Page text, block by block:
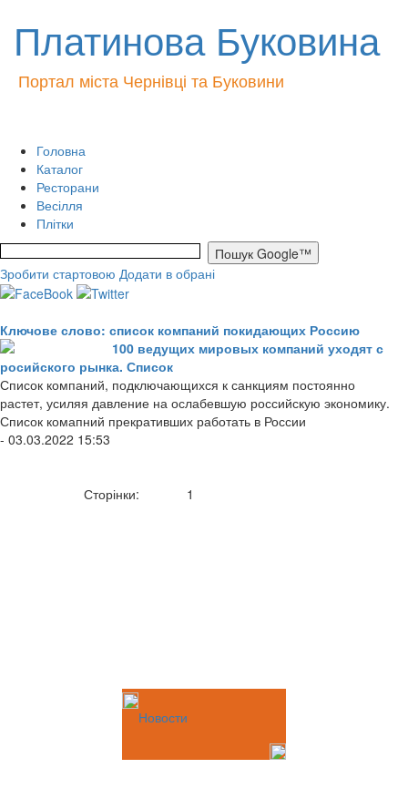
Платинова Буковина
Портал міста Чернівці та Буковини
Головна
Каталог
Ресторани
Весілля
Плітки
Зробити стартовою Додати в обрані
Ключове слово: список компаний покидающих Россию
100 ведущих мировых компаний уходят с
росийского рынка. Список
Список компаний, подключающихся к санкциям постоянно
растет, усиляя давление на ослабевшую российскую экономику.
Список комапний прекративших работать в России
- 03.03.2022 15:53
Сторінки: 1
Новости